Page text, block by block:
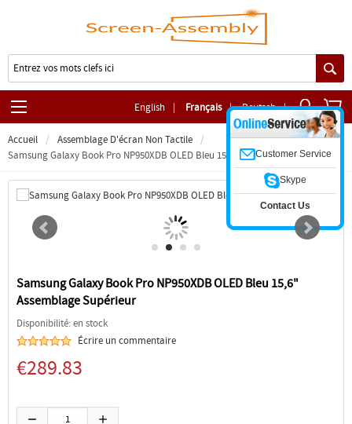
English | Français | Deutsch |
Accueil
Assemblage D'écran Non Tactile
Samsung Galaxy Book Pro NP950XDB OLED Bleu 15,6" Assemblage Supérieur
Samsung Galaxy Book Pro NP950XDB OLED Bleu 15,6"
Assemblage Supérieur
Disponibilité: en stock
Écrire un commentaire
€289.83
Customer Service
Skype
Contact Us